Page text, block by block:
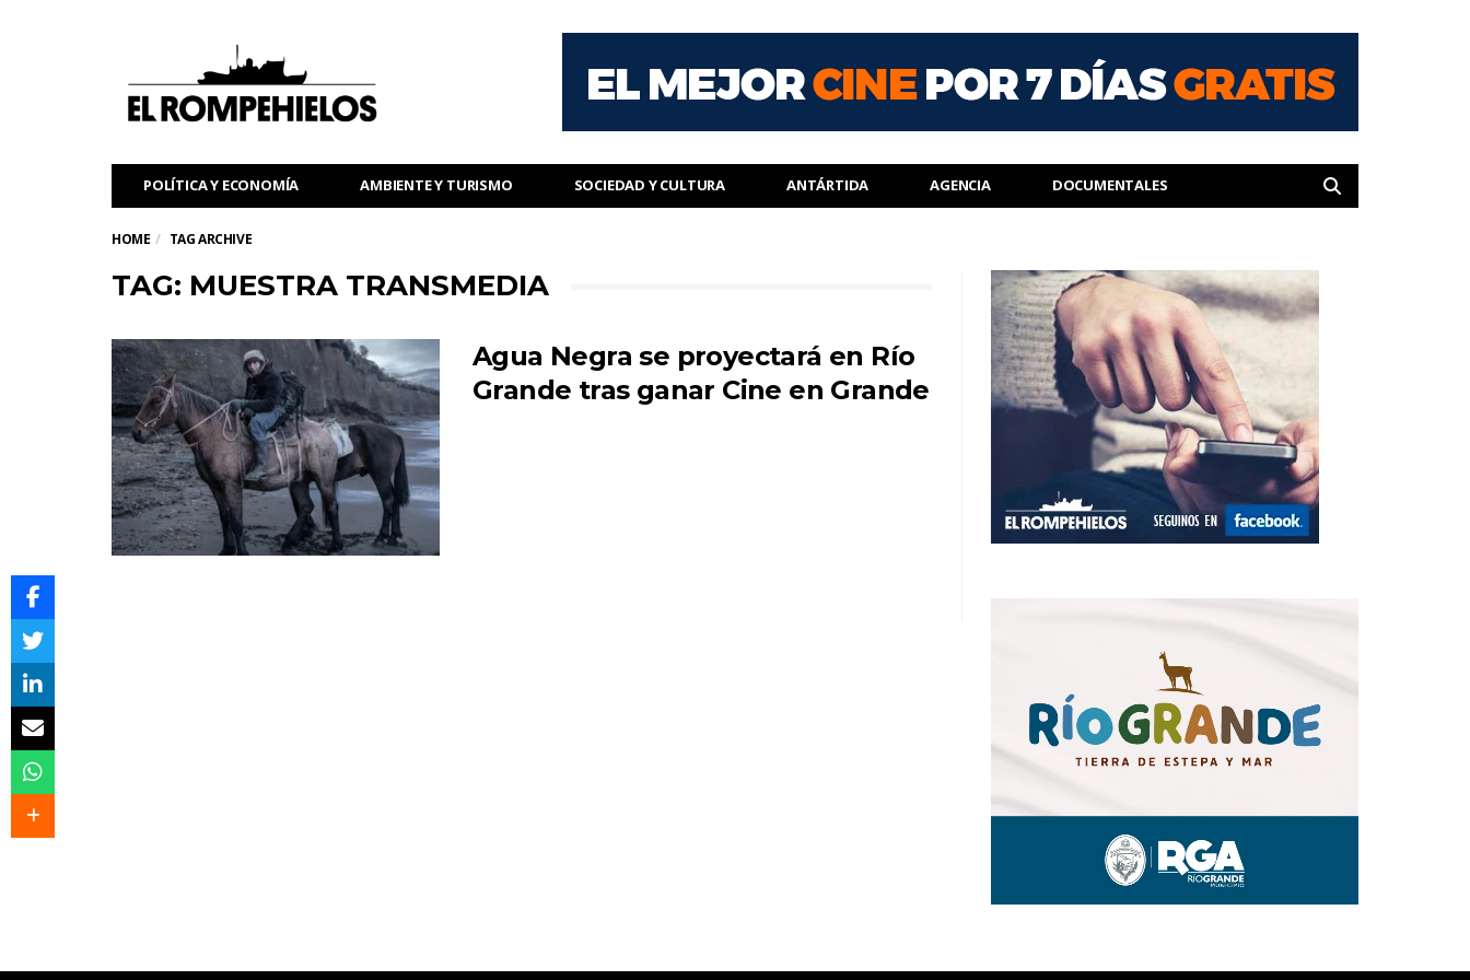
POLÍTICA Y ECONOMÍA AMBIENTE Y TURISMO SOCIEDAD Y CULTURA ANTÁRTIDA AGENCIA DOCUMENTALES
HOME TAG ARCHIVE
TAG: MUESTRA TRANSMEDIA
Agua Negra se proyectará en Río
Grande tras ganar Cine en Grande